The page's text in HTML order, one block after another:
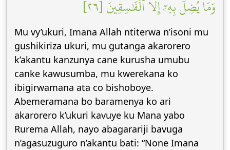
وَمَا يُضِلُّ بِهِۦٓ إِلَّا ٱلۡفَٰسِقِينَ [٢٦]
Mu vy’ukuri, Imana Allah ntiterwa n’isoni mu
gushikiriza ukuri, mu gutanga akarorero
k’akantu kanzunya cane kurusha umubu
canke kawusumba, mu kwerekana ko
ibigirwamana ata co bishoboye.
Abemeramana bo baramenya ko ari
akarorero k’ukuri kavuye ku Mana yabo
Rurema Allah, nayo abagarariji bavuga
n’agasuzuguro n’akantu bati: “None Imana